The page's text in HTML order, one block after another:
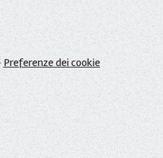
Preferenze dei cookie